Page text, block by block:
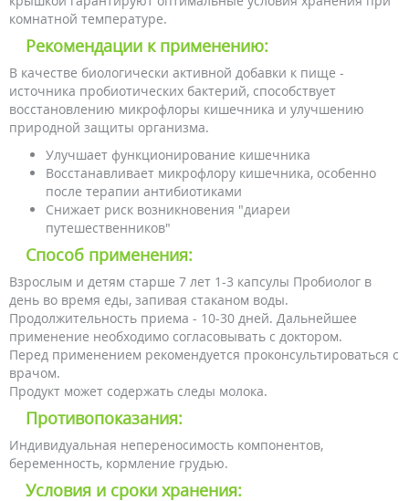
комнатной температуре.
Рекомендации к применению:
В качестве биологически активной добавки к пище -
источника пробиотических бактерий, способствует
восстановлению микрофлоры кишечника и улучшению
природной защиты организма.
Улучшает функционирование кишечника
Восстанавливает микрофлору кишечника, особенно
после терапии антибиотиками
Снижает риск возникновения "диареи
путешественников"
Способ применения:
Взрослым и детям старше 7 лет 1-3 капсулы Пробиолог в
день во время еды, запивая стаканом воды.
Продолжительность приема - 10-30 дней. Дальнейшее
применение необходимо согласовывать с доктором.
Перед применением рекомендуется проконсультироваться с
врачом.
Продукт может содержать следы молока.
Противопоказания:
Индивидуальная непереносимость компонентов,
беременность, кормление грудью.
Условия и сроки хранения: